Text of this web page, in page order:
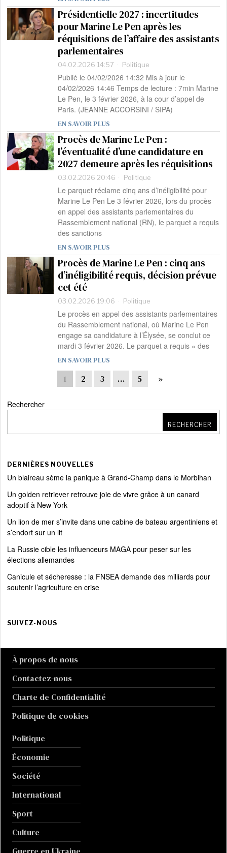
Présidentielle 2027 : incertitudes
pour Marine Le Pen après les
réquisitions de l’affaire des assistants
parlementaires
04.02.2026 14:57 Politique
Publié le 04/02/2026 14:32 Mis à jour le
04/02/2026 14:46 Temps de lecture : 7min Marine
Le Pen, le 3 février 2026, à la cour d’appel de
Paris. (JEANNE ACCORSINI / SIPA)
EN SAVOIR PLUS
Procès de Marine Le Pen :
l’éventualité d’une candidature en
2027 demeure après les réquisitions
03.02.2026 20:46 Politique
Le parquet réclame cinq ans d’inéligibilité pour
Marine Le Pen Le 3 février 2026, lors du procès
en appel des assistants parlementaires du
Rassemblement national (RN), le parquet a requis
des sanctions
EN SAVOIR PLUS
Procès de Marine Le Pen : cinq ans
d’inéligibilité requis, décision prévue
cet été
03.02.2026 19:06 Politique
Le procès en appel des assistants parlementaires
du Rassemblement national, où Marine Le Pen
engage sa candidature à l’Élysée, se conclut ce
mardi 3 février 2026. Le parquet a requis « des
EN SAVOIR PLUS
1 2 3 … 5 »
Rechercher
RECHERCHER
DERNIÈRES NOUVELLES
Un blaireau sème la panique à Grand-Champ dans le Morbihan
Un golden retriever retrouve joie de vivre grâce à un canard
adoptif à New York
Un lion de mer s’invite dans une cabine de bateau argentiniens et
s’endort sur un lit
La Russie cible les influenceurs MAGA pour peser sur les
élections allemandes
Canicule et sécheresse : la FNSEA demande des milliards pour
soutenir l’agriculture en crise
SUIVEZ-NOUS
À propos de nous
Contactez-nous
Charte de Confidentialité
Politique de cookies
Politique
Économie
Société
International
Sport
Culture
Guerre en Ukraine